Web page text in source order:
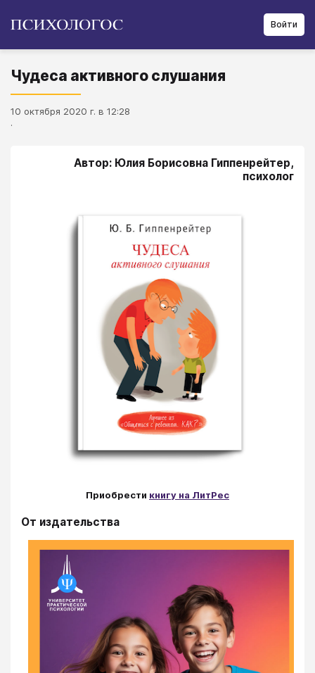
Войти
Чудеса активного слушания
10 октября 2020 г. в 12:28
.
Автор: Юлия Борисовна Гиппенрейтер,
психолог
Приобрести книгу на ЛитРес
От издательства